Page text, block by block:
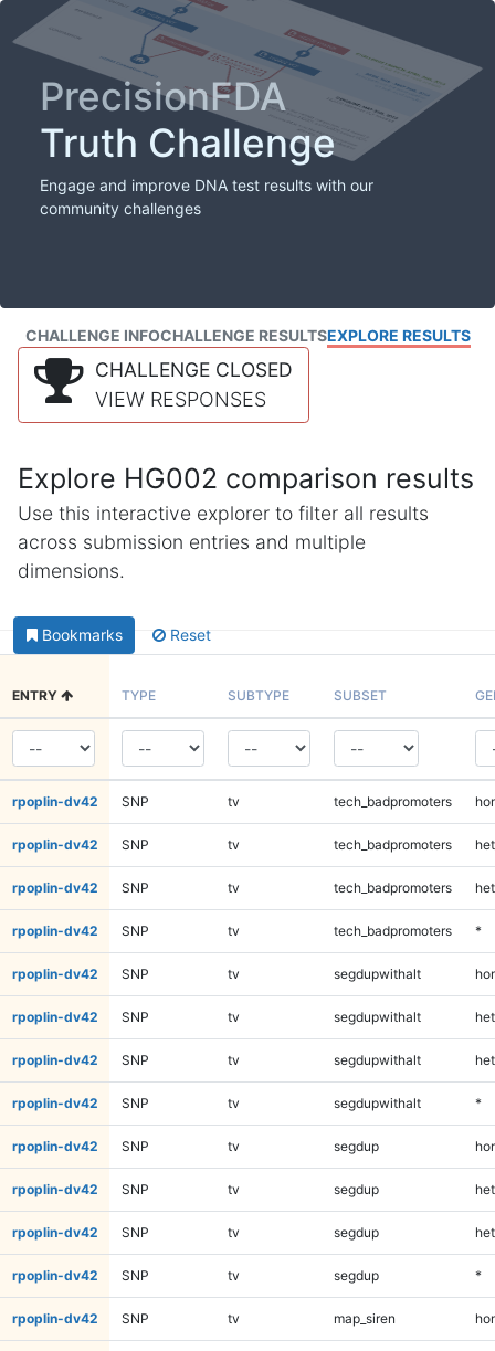
PrecisionFDA
Truth Challenge
Engage and improve DNA test results with our
community challenges
CHALLENGE INFOCHALLENGE RESULTSEXPLORE RESULTS
CHALLENGE CLOSED
VIEW RESPONSES
Explore HG002 comparison results
Use this interactive explorer to filter all results
across submission entries and multiple
dimensions.
Bookmarks Reset
ENTRY TYPE SUBTYPE SUBSET
rpoplin-dv42 SNP tv tech_badpromoters
rpoplin-dv42 SNP tv tech_badpromoters
rpoplin-dv42 SNP tv tech_badpromoters het
rpoplin-dv42 SNP tv tech_badpromoters *
rpoplin-dv42 SNP tv segdupwithalt
rpoplin-dv42 SNP tv segdupwithalt
rpoplin-dv42 SNP tv segdupwithalt het
rpoplin-dv42 SNP tv segdupwithalt *
rpoplin-dv42 SNP tv segdup
rpoplin-dv42 SNP tv segdup
rpoplin-dv42 SNP tv segdup het
rpoplin-dv42 SNP tv segdup *
rpoplin-dv42 SNP tv map_siren